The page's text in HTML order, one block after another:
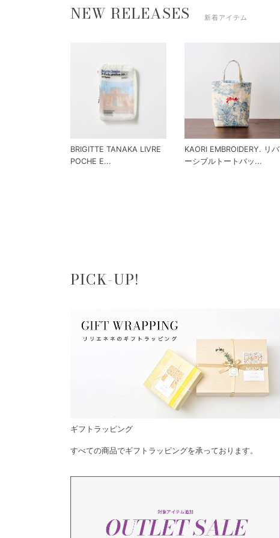
NEW RELEASES 新着アイテム
BRIGITTE TANAKA LIVRE
POCHE E...
KAORI EMBROIDERY. リバ
ーシブルトートバッ...
PICK-UP!
ギフトラッピング
すべての商品でギフトラッピングを承っております。